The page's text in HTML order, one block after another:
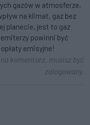
gazów w atmosferze,
na klimat, gaz bez
planecie, jest to gaz
powinni być
emisyjne!
komentarz, musisz być
zalogowany.